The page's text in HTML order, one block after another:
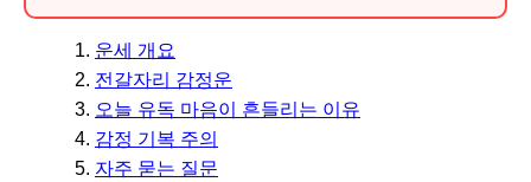
운세 개요
전갈자리 감정운
오늘 유독 마음이 흔들리는 이유
감정 기복 주의
자주 묻는 질문